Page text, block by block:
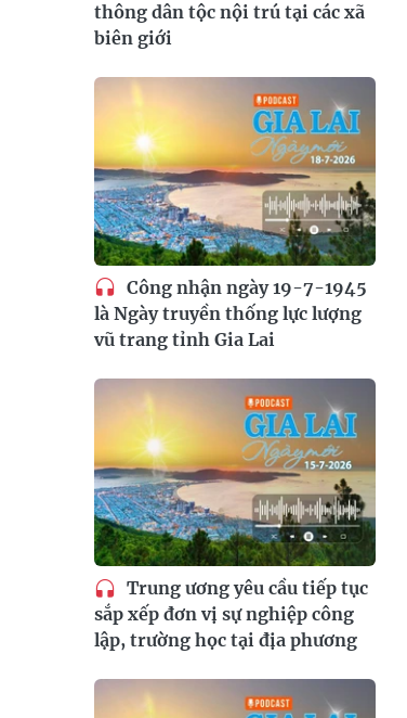
thông dân tộc nội trú tại các xã
biên giới
Công nhận ngày 19-7-1945
là Ngày truyền thống lực lượng
vũ trang tỉnh Gia Lai
Trung ương yêu cầu tiếp tục
sắp xếp đơn vị sự nghiệp công
lập, trường học tại địa phương